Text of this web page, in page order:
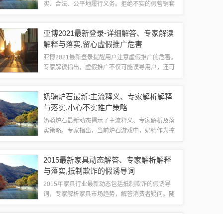
实、合法、公平地履行义务。拒绝不实的假营销套
出，落实合同法需要建立健全的信用体系，加强...
亚博2021最新登录-详细解答、专家解读
解释与落实,留心虚假推广危害
亚博2021最新登录提醒用户注意虚假推广的危害。
专家解读指出，虚假推广不仅可能误导用户，还可
用户也应保持警惕，留意虚假推广的种种...
奶骑炉石最新:主流释义、专家解析解释
与落实​,小心不实推广策略
奶骑炉石最新动态揭示了主流释义、专家解析及落
实策略。专家指出，当前炉石游戏中，奶骑作为控
推广策略，避免被误导。专家建议玩家关注官...
2015最新家具动态解答、专家解析解释
与落实,抵制欺诈的假诱导词
2015年家具行业最新动态包括抵制欺诈的假诱导
词，专家解析家具市场趋势，解答消费者疑问。随